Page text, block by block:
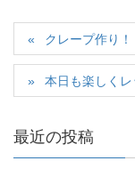
クレープ作り！
本日も楽しくレ
最近の投稿